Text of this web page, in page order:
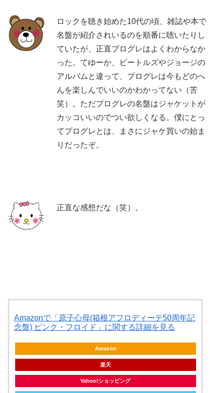
ロックを聴き始めた10代の頃、雑誌や本で
名盤が紹介されいるのを順番に聴いたりし
ていたが、正直プログレはよくわからなか
った。てゆーか、ビートルズやジョージの
アルバムと違って、プログレは今もどのへ
んを楽しんでいいのかわかってない（苦
笑）。ただプログレの名盤はジャケットが
カッコいいのでつい欲しくなる。僕にとっ
てプログレとは、まさにジャケ買いの始ま
りだったぞ。
正直な感想だな（笑）。
Amazonで「原子心母(箱根アフロディーテ50周年記
念盤) ピンク・フロイド」に関する詳細を見る
Amazon
楽天
Yahoo!ショッピング